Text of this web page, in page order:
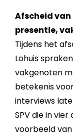
Afscheid van
presentie,
Tijdens het
Lohuis
vakgenoten
betekenis
interviews
SPV die in
voorbeeld